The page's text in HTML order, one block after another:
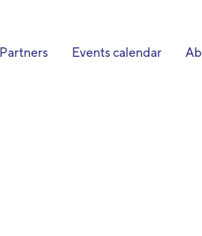
Partners Events calendar